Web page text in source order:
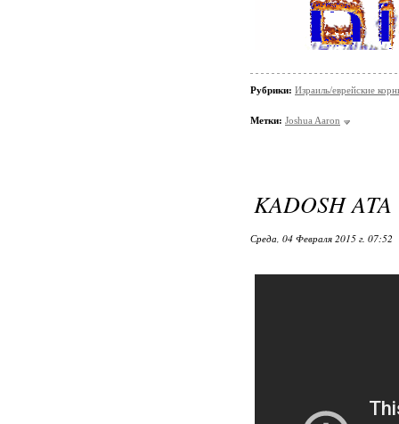
Рубрики: Израиль/еврейские
Метки: Joshua Aaron
KADOSH
Среда, 04 Февраля 2015 г. 07:52